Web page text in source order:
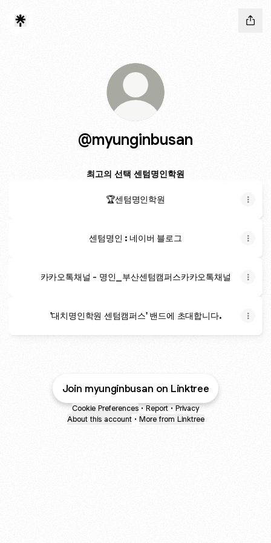
@myunginbusan
최고의 선택 센텀명인학원
🏆센텀명인학원
센텀명인 : 네이버 블로그
카카오톡채널 - 명인_부산센텀캠퍼스카카오톡채널
'대치명인학원 센텀캠퍼스' 밴드에 초대합니다.
Join myunginbusan on Linktree
Cookie Preferences • Report • Privacy
About this account • More from Linktree